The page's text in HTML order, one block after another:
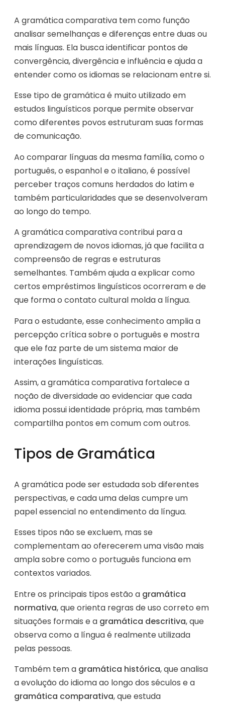
A gramática comparativa tem como função
analisar semelhanças e diferenças entre duas ou
mais línguas. Ela busca identificar pontos de
convergência, divergência e influência e ajuda a
entender como os idiomas se relacionam entre si.
Esse tipo de gramática é muito utilizado em
estudos linguísticos porque permite observar
como diferentes povos estruturam suas formas
de comunicação.
Ao comparar línguas da mesma família, como o
português, o espanhol e o italiano, é possível
perceber traços comuns herdados do latim e
também particularidades que se desenvolveram
ao longo do tempo.
A gramática comparativa contribui para a
aprendizagem de novos idiomas, já que facilita a
compreensão de regras e estruturas
semelhantes. Também ajuda a explicar como
certos empréstimos linguísticos ocorreram e de
que forma o contato cultural molda a língua.
Para o estudante, esse conhecimento amplia a
percepção crítica sobre o português e mostra
que ele faz parte de um sistema maior de
interações linguísticas.
Assim, a gramática comparativa fortalece a
noção de diversidade ao evidenciar que cada
idioma possui identidade própria, mas também
compartilha pontos em comum com outros.
Tipos de Gramática
A gramática pode ser estudada sob diferentes
perspectivas, e cada uma delas cumpre um
papel essencial no entendimento da língua.
Esses tipos não se excluem, mas se
complementam ao oferecerem uma visão mais
ampla sobre como o português funciona em
contextos variados.
Entre os principais tipos estão a gramática
normativa, que orienta regras de uso correto em
situações formais e a gramática descritiva, que
observa como a língua é realmente utilizada
pelas pessoas.
Também tem a gramática histórica, que analisa
a evolução do idioma ao longo dos séculos e a
gramática comparativa, que estuda